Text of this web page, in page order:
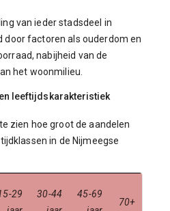
van ieder stadsdeel in
door factoren als ouderdom en
nabijheid van de
het woonmilieu.
leeftijdskarakteristiek
zien hoe groot de aandelen
in de Nijmeegse
29
30-44
45-69
70+